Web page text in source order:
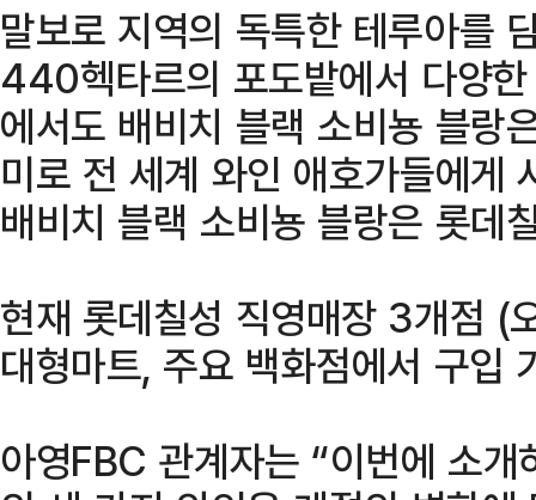
말보로 지역의 독특한 테루아를
440헥타르의 포도밭에서 다양
에서도 배비치 블랙 소비뇽 블랑
미로 전 세계 와인 애호가들에게
배비치 블랙 소비뇽 블랑은 롯데
현재 롯데칠성 직영매장 3개점 (
대형마트, 주요 백화점에서 구입
아영FBC 관계자는 “이번에 소개